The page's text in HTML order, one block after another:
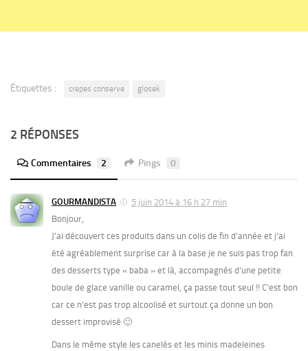
Étiquettes : crepes conserve glosek
2 RÉPONSES
Commentaires 2 Pings 0
GOURMANDISTA
5 juin 2014 à 16 h 27 min
Bonjour,
J’ai découvert ces produits dans un colis de fin d’année et j’ai
été agréablement surprise car à la base je ne suis pas trop fan
des desserts type « baba » et là, accompagnés d’une petite
boule de glace vanille ou caramel, ça passe tout seul !! C’est bon
car ce n’est pas trop alcoolisé et surtout ça donne un bon
dessert improvisé 🙂
Dans le même style les canelés et les minis madeleines